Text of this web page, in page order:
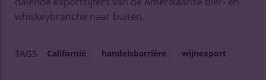
whiskeybranche naar buiten.
TAGS Californië handelsbarrière wijnexport